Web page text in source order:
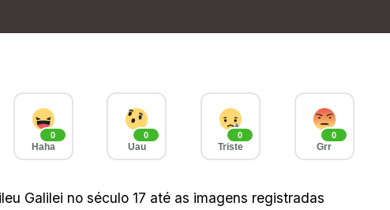
0
Haha
0
Uau
0
Triste
0
Grr
Galilei no século 17 até as imagens registradas